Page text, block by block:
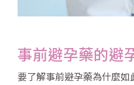
事前避孕藥的避
要了解事前避孕藥為什麼